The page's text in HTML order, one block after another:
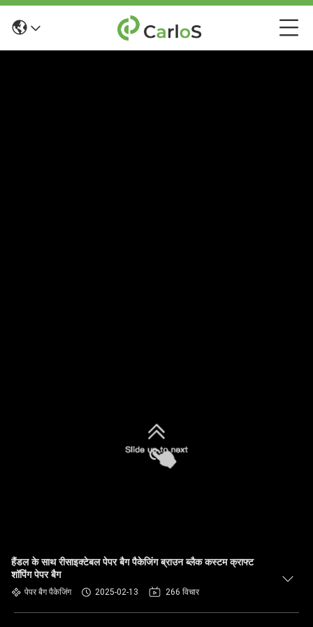
हैंडल के साथ रीसाइक्टेबल पेपर बैग पैकेजिंग ब्राउन ब्लैक कस्टम क्राफ्ट
शॉपिंग पेपर बैग
पेपर बैग पैकेजिंग 2025-02-13 266 विचार